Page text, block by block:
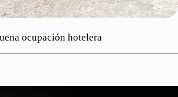
ocupación hotelera